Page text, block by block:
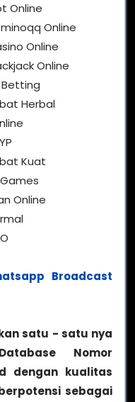
Online
Online
Online
Online
Betting
Herbal
Kuat
Online
Broadcast
satu - satu nya
Nomor
dengan kualitas
sebagai